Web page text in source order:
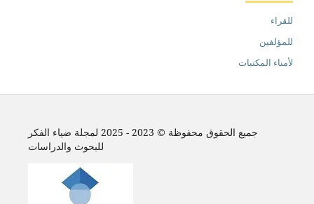
للقراء
للمؤلفين
لأمناء المكتبات
جميع الحقوق محفوظة © 2023 - 2025 لمجلة ضياء الفكر
للبحوث والدراسات